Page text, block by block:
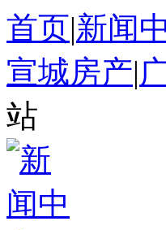
首页|新闻
宣城房产|
站